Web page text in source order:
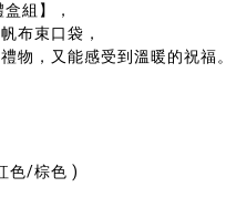
組】，
布束口袋，
物，又能感受到溫暖的祝福。
色/棕色 )